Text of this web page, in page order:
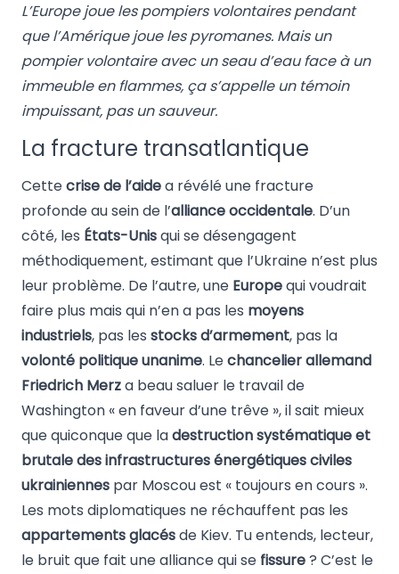
L’Europe joue les pompiers volontaires pendant
que l’Amérique joue les pyromanes. Mais un
pompier volontaire avec un seau d’eau face à un
immeuble en flammes, ça s’appelle un témoin
impuissant, pas un sauveur.
La fracture transatlantique
Cettecrise de l’aidea révélé une fracture
profonde au sein de l’alliance occidentale. D’un
côté, les États-Unisqui se désengagent
méthodiquement, estimant que l’Ukraine n’est plus
leur problème. De l’autre, une Europequi voudrait
faire plus mais qui n’en a pas les moyens
industriels, pas les stocks d’armement, pas la
volonté politique unanime. Lechancelier allemand
Friedrich Merza beau saluer le travail de
Washington « en faveur d’une trêve », il sait mieux
que quiconque que ladestruction systématique et
brutale des infrastructures énergétiques civiles
ukrainiennes par Moscou est « toujours en cours ».
Les mots diplomatiques ne réchauffent pas les
appartements glacésde Kiev. Tu entends, lecteur,
le bruit que fait une alliance qui se fissure? C’est le